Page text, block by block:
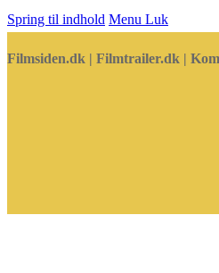
Spring til indhold Menu Luk
Filmsiden.dk | Filmtrailer.dk |